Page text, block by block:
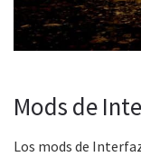
Mods de
Los mods de